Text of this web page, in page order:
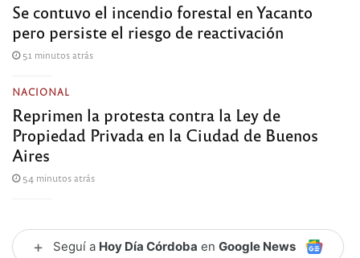
Se contuvo el incendio forestal en Yacanto
pero persiste el riesgo de reactivación
51 minutos atrás
NACIONAL
Reprimen la protesta contra la Ley de
Propiedad Privada en la Ciudad de Buenos
Aires
54 minutos atrás
+ Seguí a Hoy Día Córdoba en Google News